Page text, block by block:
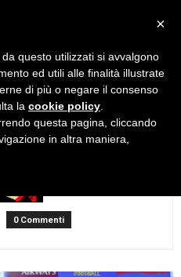
0 Commenti
×
questo utilizzati si avvalgono
ed utili alle finalità illustrate
di più o negare il consenso
la cookie policy
questa pagina, cliccando
in altra maniera,